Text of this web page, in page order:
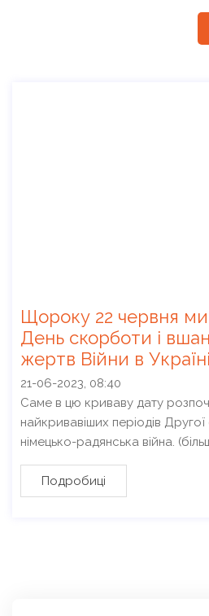
Щороку 22 червня ми
День скорботи і
жертв Війни в
21-06-2023, 08:40
Саме в цю криваву дату
найкривавіших періодів Другої
німецько-радянська війна.
Подробиці